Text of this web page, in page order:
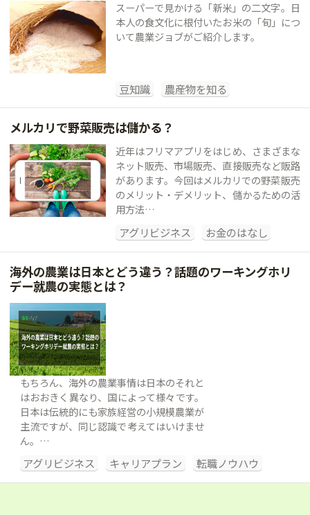
スーパーで見かける「新米」の二文字。日
本人の食文化に根付いたお米の「旬」につ
いて農業ジョブがご紹介します。
豆知識 農産物を知る
メルカリで野菜販売は儲かる？
近年はフリマアプリをはじめ、さまざまな
ネット販売、市場販売、直接販売など販路
があります。今回はメルカリでの野菜販売
のメリット・デメリット、儲かるための活
用方法…
アグリビジネス お金のはなし
海外の農業は日本とどう違う？話題のワーキングホリ
デー就農の実態とは？
もちろん、海外の農業事情は日本のそれと
はおおきく異なり、国によって様々です。
日本は伝統的にも家族経営の小規模農業が
主流ですが、同じ認識で考えてはいけませ
ん。…
アグリビジネス キャリアプラン 転職ノウハウ